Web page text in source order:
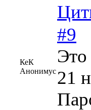
КеК
Анонимус
#9
Это
21